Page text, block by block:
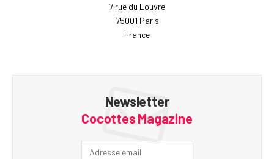
7 rue du Louvre
75001 Paris
France
Newsletter
Cocottes Magazine